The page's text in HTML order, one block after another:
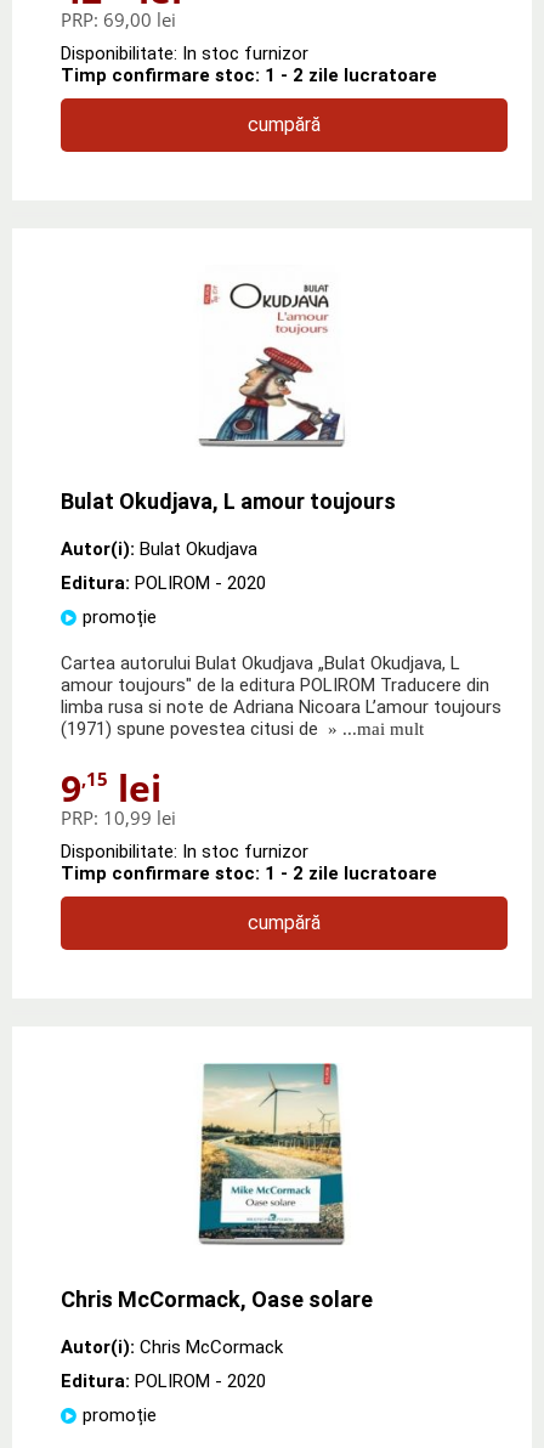
PRP: 69,00 lei
Disponibilitate: In stoc furnizor
Timp confirmare stoc: 1 - 2 zile lucratoare
cumpără
Bulat Okudjava, L amour toujours
Autor(i): Bulat Okudjava
Editura: POLIROM - 2020
promoție
Cartea autorului Bulat Okudjava „Bulat Okudjava, L
amour toujours" de la editura POLIROM Traducere din
limba rusa si note de Adriana Nicoara L’amour toujours
(1971) spune povestea citusi de » ...mai mult
9,15 lei
PRP: 10,99 lei
Disponibilitate: In stoc furnizor
Timp confirmare stoc: 1 - 2 zile lucratoare
cumpără
Chris McCormack, Oase solare
Autor(i): Chris McCormack
Editura: POLIROM - 2020
promoție